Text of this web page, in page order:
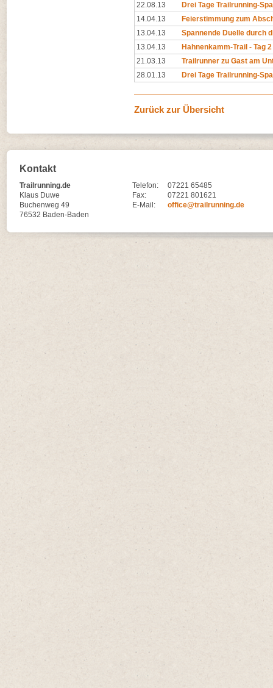
22.08.13
Drei Tage Trailrunning-
14.04.13
Feierstimmung zum
13.04.13
Spannende Duelle durch
13.04.13
Hahnenkamm-Trail - Tag
21.03.13
Trailrunner zu Gast am
28.01.13
Drei Tage Trailrunning-
Zurück zur Übersicht
Kontakt
Trailrunning.de
Klaus Duwe
Buchenweg 49
76532 Baden-Baden
Telefon:
07221 65485
Fax:
07221 801621
E-Mail:
office@trailrunning.de